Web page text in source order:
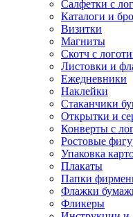
Салфетки с
Каталоги и
Визитки
Магниты
Скотч с
Листовки и
Ежедневники
Наклейки
Стаканчики
Открытки и
Конверты с
Ростовые
Упаковка
Плакаты
Папки
Флажки
Фликеры